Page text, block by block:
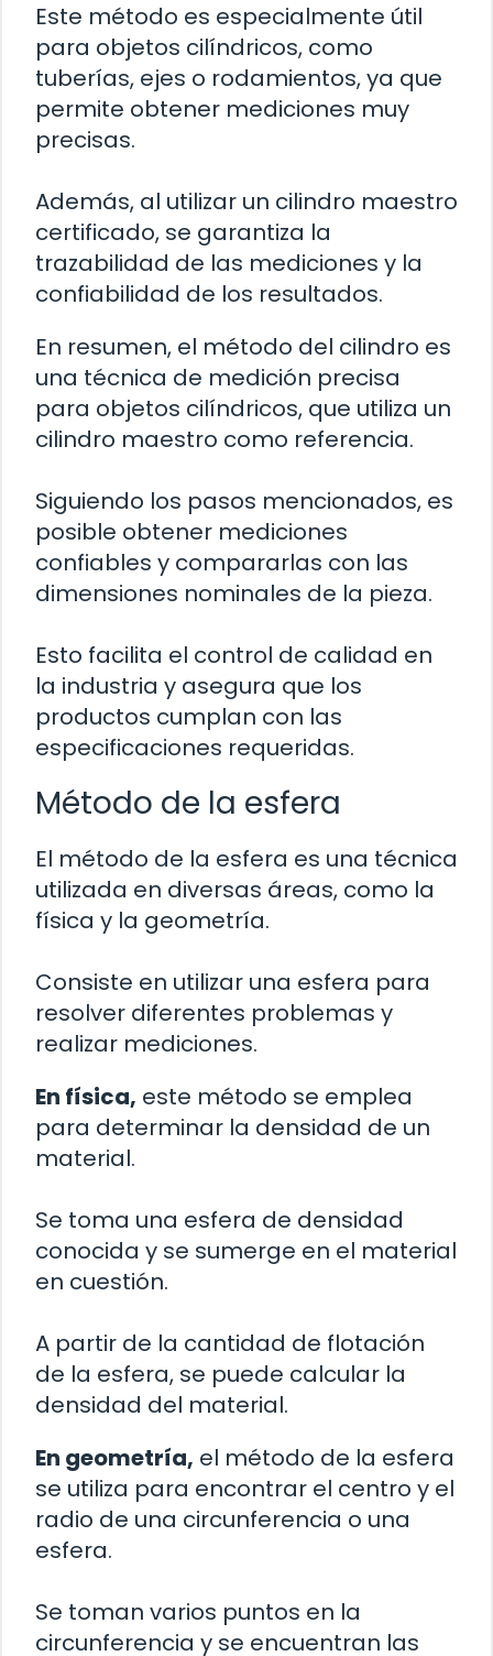
Este método es especialmente útil
para objetos cilíndricos, como
tuberías, ejes o rodamientos, ya que
permite obtener mediciones muy
precisas.
Además, al utilizar un cilindro maestro
certificado, se garantiza la
trazabilidad de las mediciones y la
confiabilidad de los resultados.
En resumen, el método del cilindro es
una técnica de medición precisa
para objetos cilíndricos, que utiliza un
cilindro maestro como referencia.
Siguiendo los pasos mencionados, es
posible obtener mediciones
confiables y compararlas con las
dimensiones nominales de la pieza.
Esto facilita el control de calidad en
la industria y asegura que los
productos cumplan con las
especificaciones requeridas.
Método de la esfera
El método de la esfera es una técnica
utilizada en diversas áreas, como la
física y la geometría.
Consiste en utilizar una esfera para
resolver diferentes problemas y
realizar mediciones.
En física, este método se emplea
para determinar la densidad de un
material.
Se toma una esfera de densidad
conocida y se sumerge en el material
en cuestión.
A partir de la cantidad de flotación
de la esfera, se puede calcular la
densidad del material.
En geometría, el método de la esfera
se utiliza para encontrar el centro y el
radio de una circunferencia o una
esfera.
Se toman varios puntos en la
circunferencia y se encuentran las